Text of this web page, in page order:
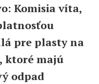
Komisia víta,
pre plasty na
ktoré majú
odpad